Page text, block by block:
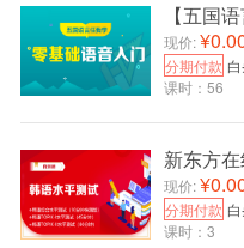
从上述通知中可以看出
取方式在邮件中已经通知
有相关需求的同学们可
关于2021年11月法语
校信息、成绩查询、证书
众号，我们将在第一时间
【五国
现价:
分期付款
课时：56
新东方
现价:
分期付款
课时：3